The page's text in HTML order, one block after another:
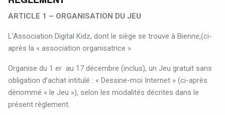
ARTICLE 1 – ORGANISATION DU JEU
L’Association Digital Kidz, dont le siège se trouve à Bienne,(ci-
après la « association organisatrice »
Organise du 1 er au 17 décembre (inclus), un Jeu gratuit sans
obligation d’achat intitulé : « Dessine-moi Internet » (ci-après
dénommé « le Jeu »), selon les modalités décrites dans le
présent règlement.